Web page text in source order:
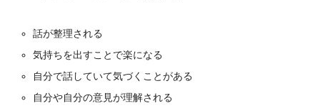
話が整理される
気持ちを出すことで楽になる
自分で話していて気づくことがある
自分や自分の意見が理解される